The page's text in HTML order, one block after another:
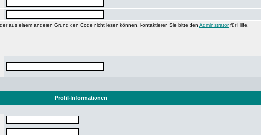
aus einem anderen Grund den Code nicht lesen können, kontaktieren Sie bitte den Administratorfür Hilfe.
Profil-Informationen